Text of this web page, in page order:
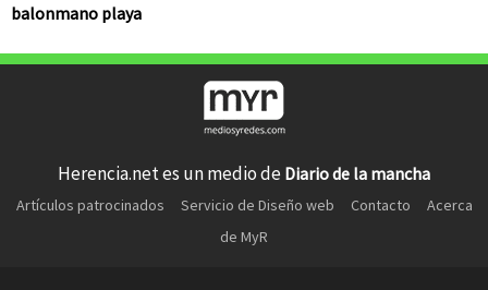
balonmano playa
Herencia.net es un medio de Diario de la mancha
Artículos patrocinados Servicio de Diseño web Contacto
Acerca
de MyR